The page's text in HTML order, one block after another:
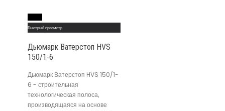
Быстрый просмотр
Дьюмарк Ватерстоп HVS
150/1-6
Дьюмарк Ватерстоп HVS 150/1-
6 - строительная
технологическая полоса,
производящаяся на основе